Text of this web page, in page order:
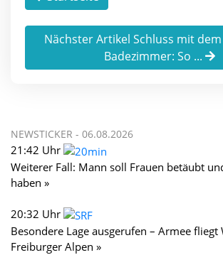
Nächster Artikel Schluss mit
Badezimmer: So ...
NEWSTICKER - 06.08.2026
21:42 Uhr
Weiterer Fall: Mann soll Frauen betäubt
haben »
20:32 Uhr
Besondere Lage ausgerufen – Armee fliegt
Freiburger Alpen »